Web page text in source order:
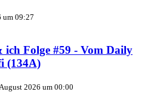
um 09:27
ich Folge #59 - Vom Daily
(134A)
2026 um 00:00